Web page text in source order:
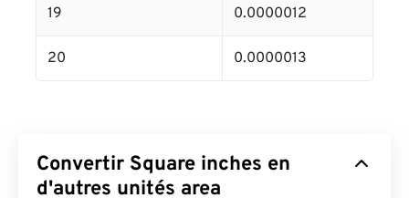
19 0.0000012
20 0.0000013
Convertir Square inches en
d'autres unités area